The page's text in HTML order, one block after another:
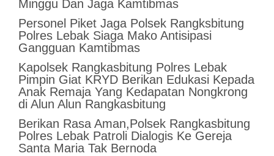
Minggu Dan Jaga Kamtibmas
Personel Piket Jaga Polsek Rangksbitung
Polres Lebak Siaga Mako Antisipasi
Gangguan Kamtibmas
Kapolsek Rangkasbitung Polres Lebak
Pimpin Giat KRYD Berikan Edukasi Kepada
Anak Remaja Yang Kedapatan Nongkrong
di Alun Alun Rangkasbitung
Berikan Rasa Aman,Polsek Rangkasbitung
Polres Lebak Patroli Dialogis Ke Gereja
Santa Maria Tak Bernoda